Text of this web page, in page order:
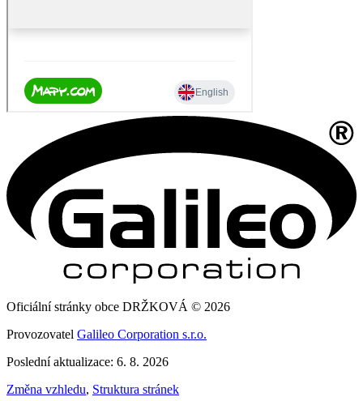
Oficiální stránky obce DRŽKOVÁ © 2026
Provozovatel Galileo Corporation s.r.o.
Poslední aktualizace: 6. 8. 2026
Změna vzhledu, Struktura stránek